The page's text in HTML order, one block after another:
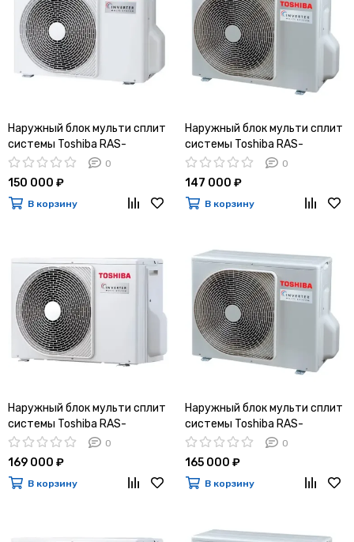
Наружный блок мульти сплит
системы Toshiba RAS-
2M14G3AVG-E
0
150 000 ₽
В корзину
Наружный блок мульти сплит
системы Toshiba RAS-
2M14U2AVG-E
0
147 000 ₽
В корзину
Наружный блок мульти сплит
системы Toshiba RAS-
2M18G3AVG-E
0
169 000 ₽
В корзину
Наружный блок мульти сплит
системы Toshiba RAS-
2M18U2AVG-E
0
165 000 ₽
В корзину